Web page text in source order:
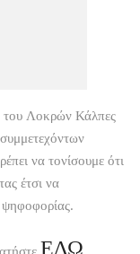
του Λοκρών Κάλπες
να τονίσουμε ότι
έτσι να
ψηφοφορίας.